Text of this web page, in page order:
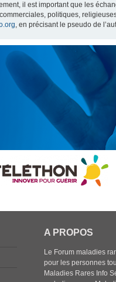
il est important que les
politiques,
, en précisant le pseudo de
A PROPOS
Le Forum maladies
pour les personnes
Maladies Rares Info